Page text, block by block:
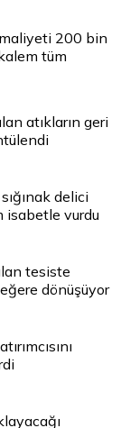
200 bin
tüm
atıkların geri
delici
isabetle vurdu
tesiste
dönüşüyor